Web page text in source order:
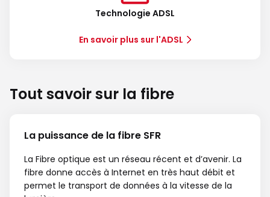
Technologie ADSL
En savoir plus sur l'ADSL
Tout savoir sur la fibre
La puissance de la fibre SFR
La Fibre optique est un réseau récent et d’avenir. La
fibre donne accès à Internet en très haut débit et
permet le transport de données à la vitesse de la